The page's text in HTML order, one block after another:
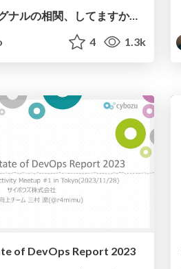
テレメトリーシグナルの相関、してますか？ 第一原理からのデバッグを支える計装 / Do you utilize telemetry correlations?
4 1.3k
of DevOps Report 2023